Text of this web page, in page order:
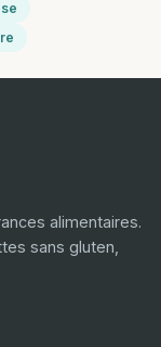
alimentaires.
sans gluten,